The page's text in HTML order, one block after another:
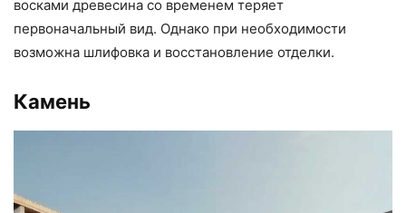
восками древесина со временем теряет
первоначальный вид. Однако при необходимости
возможна шлифовка и восстановление отделки.
Камень